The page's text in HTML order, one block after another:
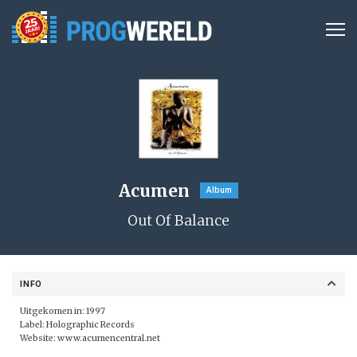
Acumen Album
Out Of Balance
INFO
Uitgekomen in: 1997
Label: Holographic Records
Website: www.acumencentral.net